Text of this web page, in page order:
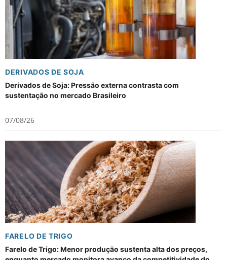
DERIVADOS DE SOJA
Derivados de Soja: Pressão externa contrasta com
sustentação no mercado Brasileiro
07/08/26
FARELO DE TRIGO
Farelo de Trigo: Menor produção sustenta alta dos preços,